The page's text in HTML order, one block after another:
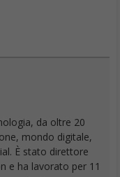
da oltre 20
mondo digitale,
È stato direttore
e ha lavorato per 11